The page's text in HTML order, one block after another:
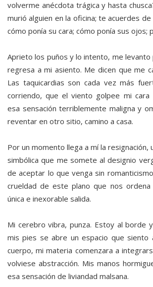
volverme anécdota trágica y hasta
murió alguien en la oficina; te acuerdes
cómo ponía su cara; cómo ponía sus ojos;
Aprieto los puños y lo intento, me
regresa a mi asiento. Me dicen que me
Las taquicardias son cada vez más
corriendo, que el viento golpee mi
esa sensación terriblemente maligna y
reventar en otro sitio, camino a casa.
Por un momento llega a mí la resignación,
simbólica que me somete al designio
de aceptar lo que venga sin
crueldad de este plano que nos ordena
única e inexorable salida.
Mi cerebro vibra, punza. Estoy al borde
mis pies se abre un espacio que siento
cuerpo, mi materia comenzara a
volviese abstracción. Mis manos
esa sensación de liviandad malsana.